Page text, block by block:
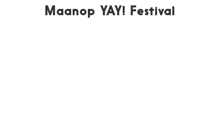
Maanop YAY! Festival